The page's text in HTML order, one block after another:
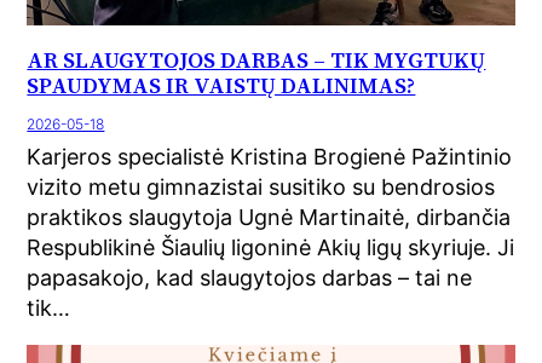
AR SLAUGYTOJOS DARBAS – TIK MYGTUKŲ
SPAUDYMAS IR VAISTŲ DALINIMAS?
2026-05-18
Karjeros specialistė Kristina Brogienė Pažintinio
vizito metu gimnazistai susitiko su bendrosios
praktikos slaugytoja Ugnė Martinaitė, dirbančia
Respublikinė Šiaulių ligoninė Akių ligų skyriuje. Ji
papasakojo, kad slaugytojos darbas – tai ne
tik…